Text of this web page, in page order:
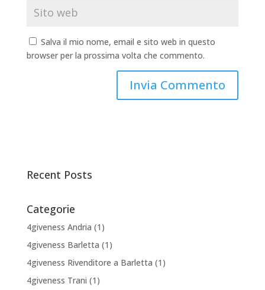
Salva il mio nome, email e sito web in questo
browser per la prossima volta che commento.
Recent Posts
Categorie
4giveness Andria (1)
4giveness Barletta (1)
4giveness Rivenditore a Barletta (1)
4giveness Trani (1)